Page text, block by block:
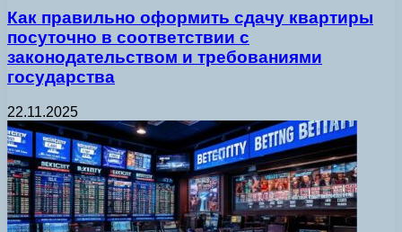
Как правильно оформить сдачу квартиры
посуточно в соответствии с
законодательством и требованиями
государства
22.11.2025